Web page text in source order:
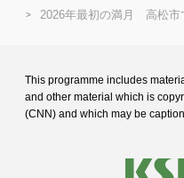
2026年最初の満月 高松市
This programme includes
and other material which is
(CNN) and which may be